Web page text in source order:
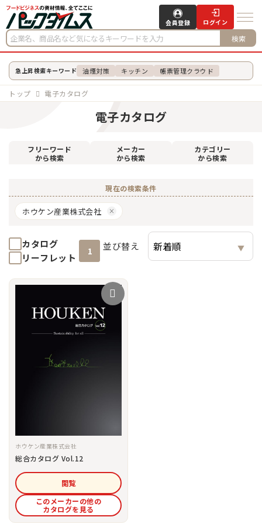
検索
会員登録 ログイン
急上昇検索キーワード 油煙対策 キッチン 帳票管理クラウド
トップ 電子カタログ
電子カタログ
フリーワード
から検索
メーカー
から検索
カテゴリー
から検索
現在の検索条件
ホウケン産業株式会社
カタログ
リーフレット
1 並び替え
ホウケン産業株式会社
総合カタログ Vol.12
閲覧
このメーカーの他の
カタログを見る